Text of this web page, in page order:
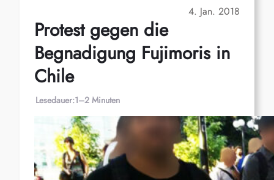
4. Jan. 2018
Protest gegen die
Begnadigung Fujimoris in
Chile
Lesedauer:1–2 Minuten